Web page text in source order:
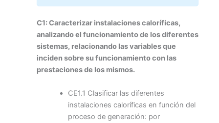
C1: Caracterizar instalaciones caloríficas,
analizando el funcionamiento de los diferentes
sistemas, relacionando las variables que
inciden sobre su funcionamiento con las
prestaciones de los mismos.
CE1.1 Clasificar las diferentes
instalaciones caloríficas en función del
proceso de generación: por